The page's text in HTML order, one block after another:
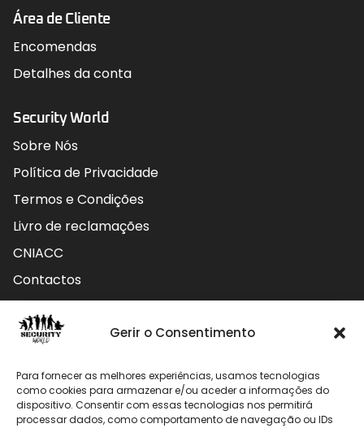
Gerir o Consentimento
Para fornecer as melhores experiências, usamos tecnologias
como cookies para armazenar e/ou aceder a informações do
dispositivo. Consentir com essas tecnologias nos permitirá
processar dados, como comportamento de navegação ou IDs
Área de Cliente
Encomendas
Detalhes da conta
Security World
Sobre Nós
Política de Privacidade
Termos e Condições
Livro de reclamações
CNIACC
Contactos
Contactos
912 009 740 (Chamada para rede móvel nacional)
geral@securityworld.pt